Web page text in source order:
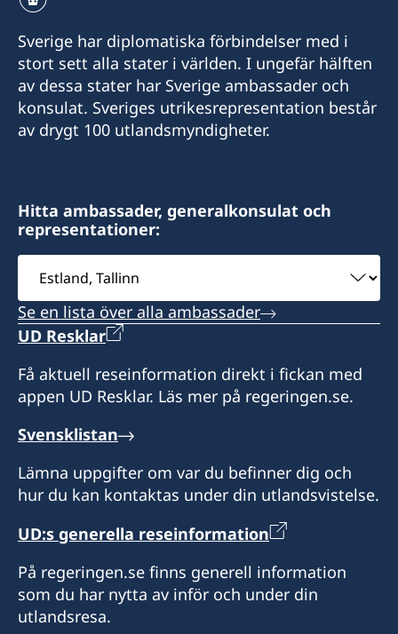
info@narvagate.eu
Narva Gate OÜ
Kose 12, 20103 Narva
Honorärkonsul
Jaanus Mikk
+372 50 46570
E-post:
madis.kanarbik@norden.ee
Nordiska Ministerrådets representation i Tartu
Måndagar och onsdagar kl 10–12
Stängt för sommarsemester den 6–31 juli.
Honorärkonsul
Madis Kanarbik
Sverige har diplomatiska förbindelser med i
stort sett alla stater i världen. I ungefär hälften
av dessa stater har Sverige ambassader och
konsulat. Sveriges utrikesrepresentation består
av drygt 100 utlandsmyndigheter.
Hitta ambassader, generalkonsulat och
representationer:
Välj
ambassad
Se en lista över alla ambassader
UD Resklar
Få aktuell reseinformation direkt i fickan med
appen UD Resklar. Läs mer på regeringen.se.
Svensklistan
Lämna uppgifter om var du befinner dig och
hur du kan kontaktas under din utlandsvistelse.
UD:s generella reseinformation
På regeringen.se finns generell information
som du har nytta av inför och under din
utlandsresa.